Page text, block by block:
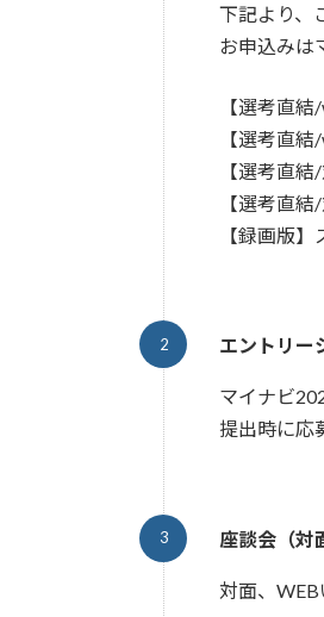
下記より、
お申込みは
【選考直
【選考直
【選考直
【選考直
【録画版
エントリー
マイナビ
提出時に応
座談会（
対面、WEB